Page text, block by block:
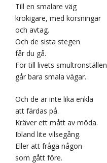
Till en smalare väg
krokigare, med korsningar
och avtag.
Och de sista stegen
får du gå.
För till livets smultronställen
går bara smala vägar.
Och de är inte lika enkla
att färdas på.
Kräver ett mått av möda.
Ibland lite vilsegång.
Eller att fråga någon
som gått före.